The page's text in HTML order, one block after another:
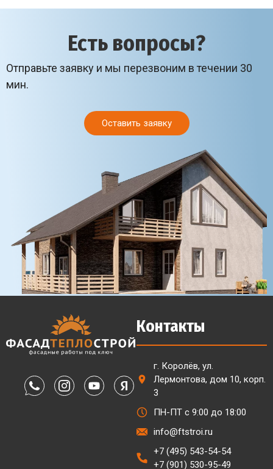
Есть вопросы?
Отправьте заявку и мы перезвоним в течении 30
мин.
Оставить заявку
Контакты
г. Королёв, ул.
Лермонтова, дом 10, корп.
3
ПН-ПТ с 9:00 до 18:00
info@ftstroi.ru
+7 (495) 543-54-54
+7 (901) 530-95-49